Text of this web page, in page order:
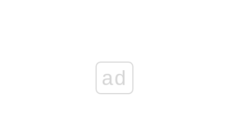
ad